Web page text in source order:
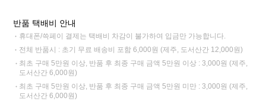
반품 택배비 안내
휴대폰/쓱페이 결제는 택배비 차감이 불가하여 입금만 가능합니다.
전체 반품시 : 초기 무료 배송비 포함 6,000원 (제주, 도서산간 12,000원)
최초 구매 5만원 이상, 반품 후 최종 구매 금액 5만원 이상 : 3,000원 (제주,
도서산간 6,000원)
최초 구매 5만원 이상, 반품 후 최종 구매 금액 5만원 미만 : 3,000원 (제주,
도서산간 6,000원)